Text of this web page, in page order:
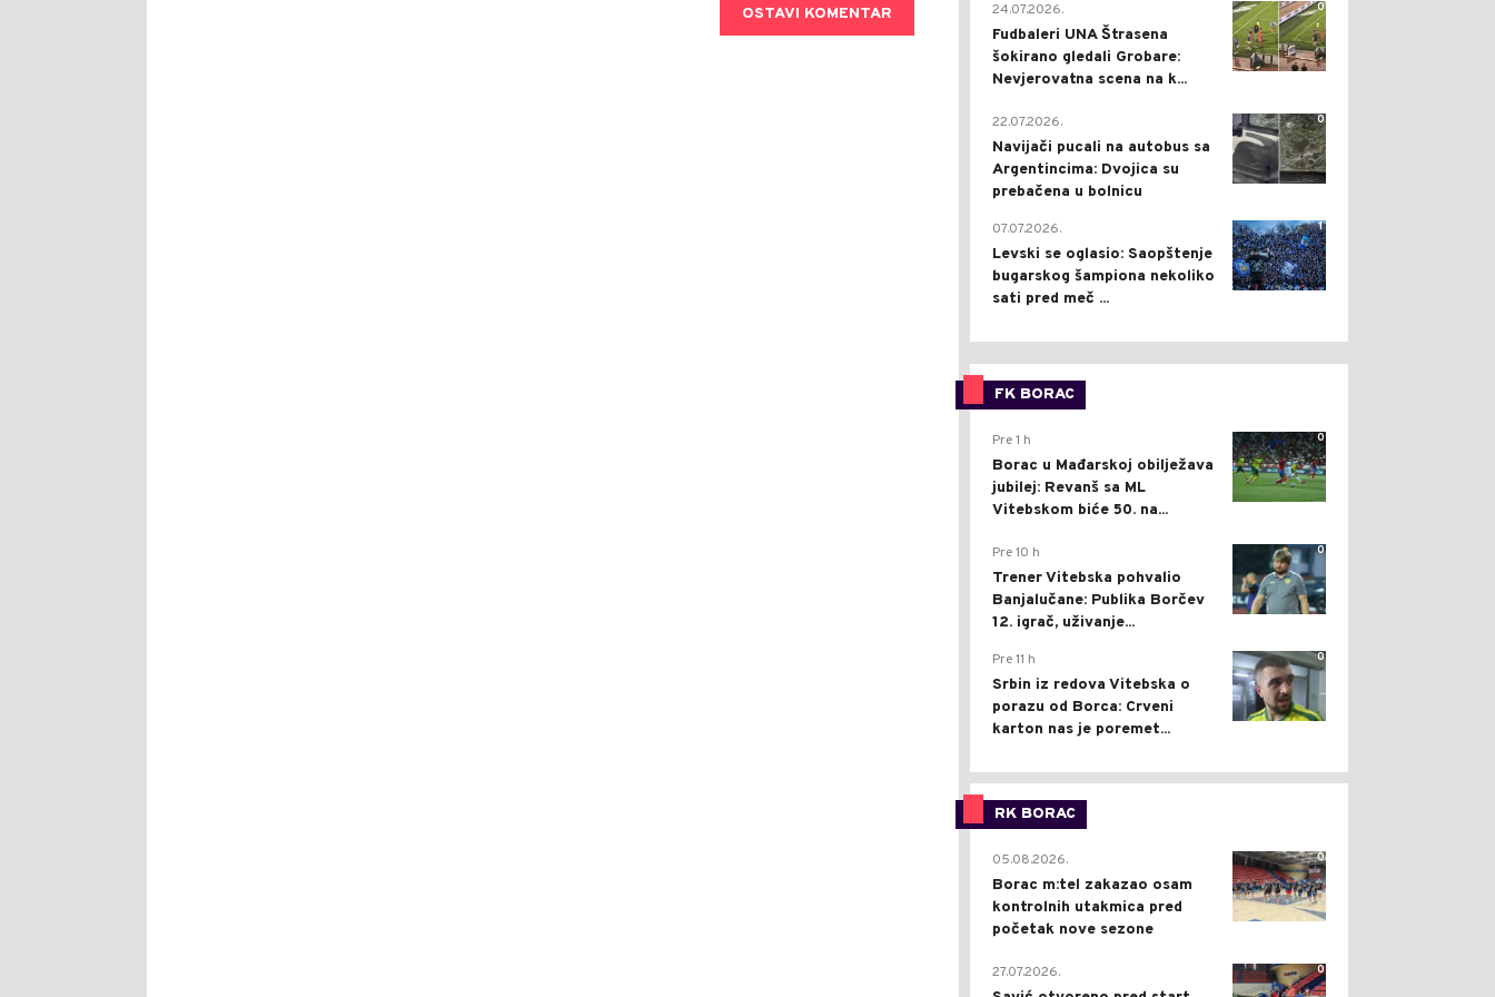
OSTAVI KOMENTAR 0
24.07.2026.
Fudbaleri UNA Štrasena
šokirano gledali Grobare:
Nevjerovatna scena na k...
0
22.07.2026.
Navijači pucali na autobus sa
Argentincima: Dvojica su
prebačena u bolnicu
1
07.07.2026.
Levski se oglasio: Saopštenje
bugarskog šampiona nekoliko
sati pred meč ...
FK BORAC
0
Pre 1 h
Borac u Mađarskoj obilježava
jubilej: Revanš sa ML
Vitebskom biće 50. na...
0
Pre 10 h
Trener Vitebska pohvalio
Banjalučane: Publika Borčev
12. igrač, uživanje...
0
Pre 11 h
Srbin iz redova Vitebska o
porazu od Borca: Crveni
karton nas je poremet...
RK BORAC
0
05.08.2026.
Borac m:tel zakazao osam
kontrolnih utakmica pred
početak nove sezone
0
27.07.2026.